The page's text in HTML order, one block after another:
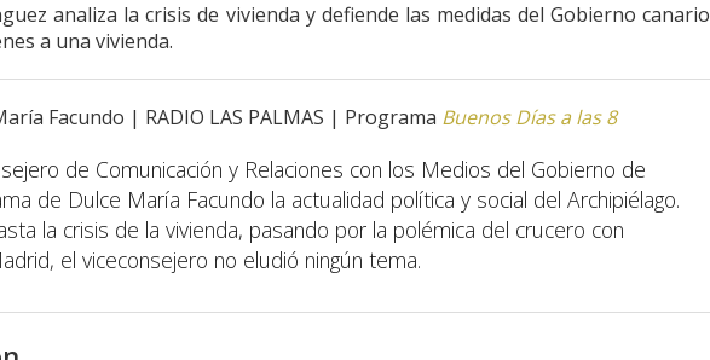
analiza la crisis de vivienda y defiende las medidas del Gobierno canario
a una vivienda.
Facundo | RADIO LAS PALMAS | Programa Buenos Días a las 8
de Comunicación y Relaciones con los Medios del Gobierno de
de Dulce María Facundo la actualidad política y social del Archipiélago.
la crisis de la vivienda, pasando por la polémica del crucero con
el viceconsejero no eludió ningún tema.